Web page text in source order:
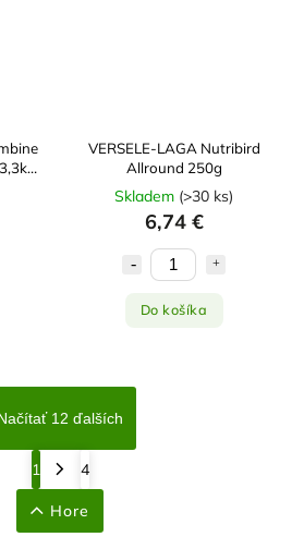
VERSELE-LAGA Nutribird
Allround 250g
Skladem (>30 ks)
6,74 €
Do košíka
12 ďalších
1 4
Hore